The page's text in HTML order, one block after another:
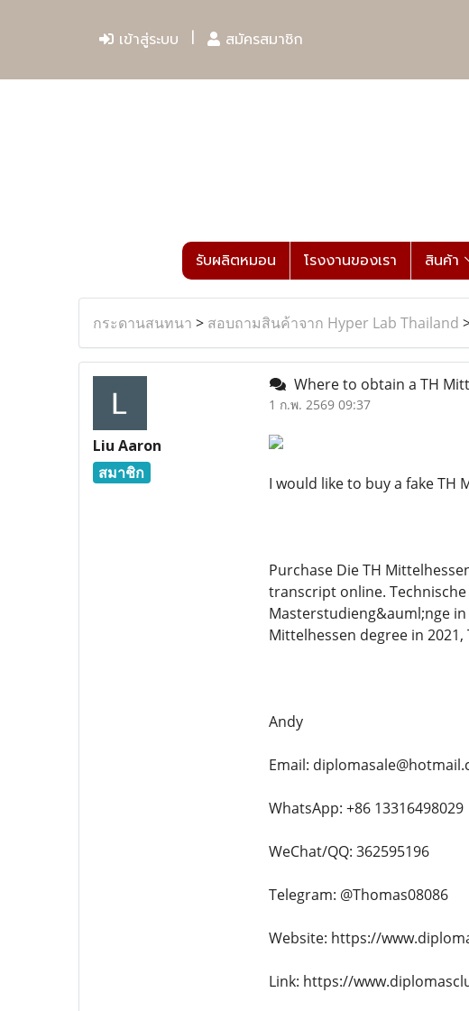
เข้าสู่ระบบ สมัครสมาชิก
รับผลิตหมอน โรงงานของเรา สินค้า
กระดานสนทนา > สอบถามสินค้าจาก Hyper Lab Thailand
Liu Aaron
สมาชิก
Where to obtain a TH
1 ก.พ. 2569 09:37
I would like to buy a fake
Purchase Die TH
transcript online.
Masterstudieng&auml;nge
Mittelhessen degree in 2021,
Andy
Email:
WhatsApp: +86 13316498029
WeChat/QQ: 362595196
Telegram: @Thomas08086
Website: https://
Link: https://